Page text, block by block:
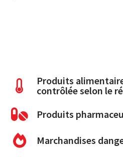
Produits
contrôlée selon le
Produits
Marchandises